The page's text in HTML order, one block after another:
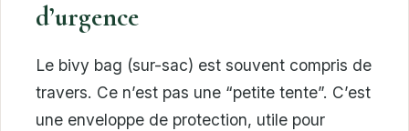
d’urgence
Le bivy bag (sur-sac) est souvent compris de
travers. Ce n’est pas une “petite tente”. C’est
une enveloppe de protection, utile pour